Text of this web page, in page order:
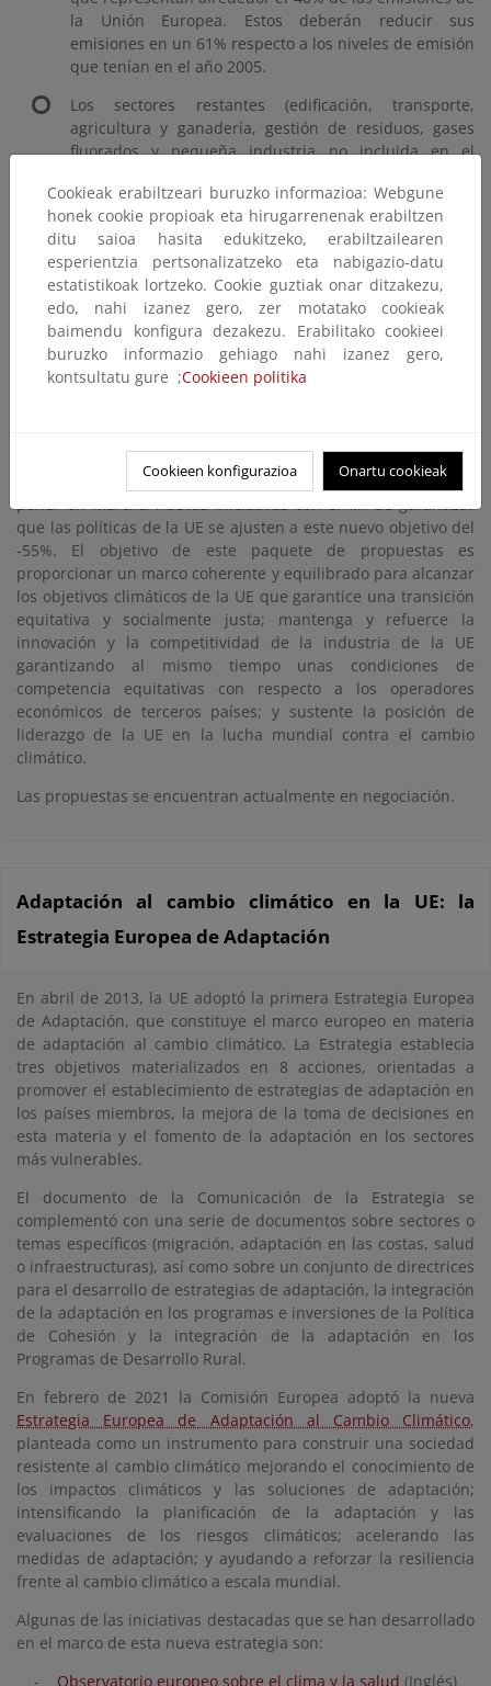
la Unión Europea. Estos deberán reducir sus
emisiones en un 61% respecto a los niveles de emisión
que tenían en el año 2005.
Los sectores restantes (edificación, transporte,
agricultura y ganadería, gestión de residuos, gases
fluorados y pequeña industria no incluida en el
representan cerca del 60% de las emisiones. Son los
conocidos como sectores difusos. Estas emisiones
deberán reducirse en un 40% respecto a los niveles
del año 2005.
Paquete «Objetivo 55»
(“fit for 55” en inglés)
Para alcanzar el nuevo objetivo de reducción de emisiones de
gases de efecto invernadero a 2030 de, al menos, un 55%
respecto a los niveles de 1990, es necesario revisar la
propuestas legislativas, conocido comoPaquete Fit for 55
encaminadas a revisar y actualizar la legislación de la UE y
poner en marcha nuevas iniciativas con el fin de garantizar
que las políticas de la UE se ajusten a este nuevo objetivo del
-55%. El objetivo de este paquete de propuestas es
proporcionar un marco coherente y equilibrado para alcanzar
los objetivos climáticos de la UE que garantice una transición
equitativa y socialmente justa; mantenga y refuerce la
innovación y la competitividad de la industria de la UE
garantizando al mismo tiempo unas condiciones de
competencia equitativas con respecto a los operadores
económicos de terceros países; y sustente la posición de
liderazgo de la UE en la lucha mundial contra el cambio
climático.
Las propuestas se encuentran actualmente en negociación.
Adaptación al cambio climático en la UE: la
Estrategia Europea de Adaptación
En abril de 2013, la UE adoptó la primera Estrategia Europea
de Adaptación, que constituye el marco europeo en materia
de adaptación al cambio climático. La Estrategia establecía
tres objetivos materializados en 8 acciones, orientadas a
promover el establecimiento de estrategias de adaptación en
los países miembros, la mejora de la toma de decisiones en
esta materia y el fomento de la adaptación en los sectores
más vulnerables.
El documento de la Comunicación de la Estrategia se
complementó con una serie de documentos sobre sectores o
temas específicos (migración, adaptación en las costas, salud
o infraestructuras), así como sobre un conjunto de directrices
para el desarrollo de estrategias de adaptación, la integración
de la adaptación en los programas e inversiones de la Política
de Cohesión y la integración de la adaptación en los
Programas de Desarrollo Rural.
En febrero de 2021 la Comisión Europea adoptó la nueva
Estrategia Europea de Adaptación al Cambio Climático,
planteada como un instrumento para construir una sociedad
resistente al cambio climático mejorando el conocimiento de
los impactos climáticos y las soluciones de adaptación;
intensificando la planificación de la adaptación y las
evaluaciones de los riesgos climáticos; acelerando las
medidas de adaptación; y ayudando a reforzar la resiliencia
frente al cambio climático a escala mundial.
Algunas de las iniciativas destacadas que se han desarrollado
en el marco de esta nueva estrategia son:
- Observatorio europeo sobre el clima y la salud (Inglés)
Cookieak erabiltzeari buruzko informazioa: Webgune
honek cookie propioak eta hirugarrenenak erabiltzen
ditu saioa hasita edukitzeko, erabiltzailearen
esperientzia pertsonalizatzeko eta nabigazio-datu
estatistikoak lortzeko. Cookie guztiak onar ditzakezu,
edo, nahi izanez gero, zer motatako cookieak
baimendu konfigura dezakezu. Erabilitako cookieei
buruzko informazio gehiago nahi izanez gero,
kontsultatu gure ;Cookieen politika
Cookieen konfigurazioa Onartu cookieak